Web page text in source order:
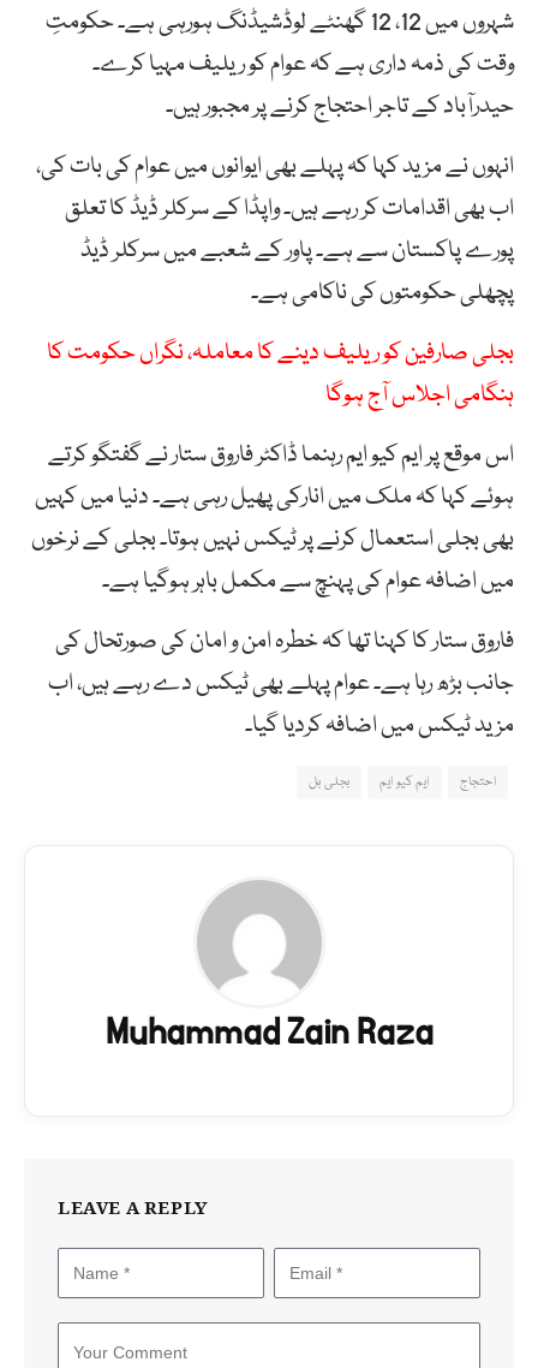
شہروں میں 12، 12 گھنٹے لوڈشیڈنگ ہورہی ہے۔ حکومتِ
وقت کی ذمہ داری ہے کہ عوام کو ریلیف مہیا کرے۔
حیدرآباد کے تاجر احتجاج کرنے پر مجبور ہیں۔
انہوں نے مزید کہا کہ پہلے بھی ایوانوں میں عوام کی بات کی،
اب بھی اقدامات کر رہے ہیں۔ واپڈا کے سرکلر ڈیڈ کا تعلق
پورے پاکستان سے ہے۔ پاور کے شعبے میں سرکلر ڈیڈ
پچھلی حکومتوں کی ناکامی ہے۔
بجلی صارفین کو ریلیف دینے کا معاملہ، نگراں حکومت کا
ہنگامی اجلاس آج ہوگا
اس موقع پر ایم کیو ایم رہنما ڈاکٹر فاروق ستار نے گفتگو کرتے
ہوئے کہا کہ ملک میں انارکی پھیل رہی ہے۔ دنیا میں کہیں
بھی بجلی استعمال کرنے پر ٹیکس نہیں ہوتا۔ بجلی کے نرخوں
میں اضافہ عوام کی پہنچ سے مکمل باہر ہوگیا ہے۔
فاروق ستار کا کہنا تھا کہ خطرہ امن و امان کی صورتحال کی
جانب بڑھ رہا ہے۔ عوام پہلے بھی ٹیکس دے رہے ہیں، اب
مزید ٹیکس میں اضافہ کردیا گیا۔
احتجاج ایم کیو ایم بجلی بل
Muhammad Zain Raza
LEAVE A REPLY